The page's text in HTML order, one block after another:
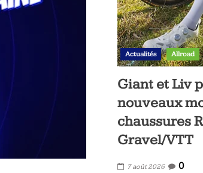
Actualités Allroad
Giant et Liv
nouveaux
chaussures
Gravel/VTT
7 août 2026 0